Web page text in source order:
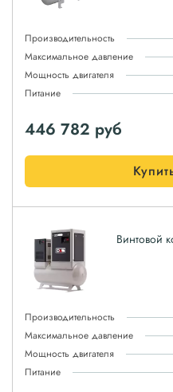
Производительность
Максимальное давление
Мощность двигателя
Питание
446 782 руб
Винтовой
Производительность
Максимальное давление
Мощность двигателя
Питание